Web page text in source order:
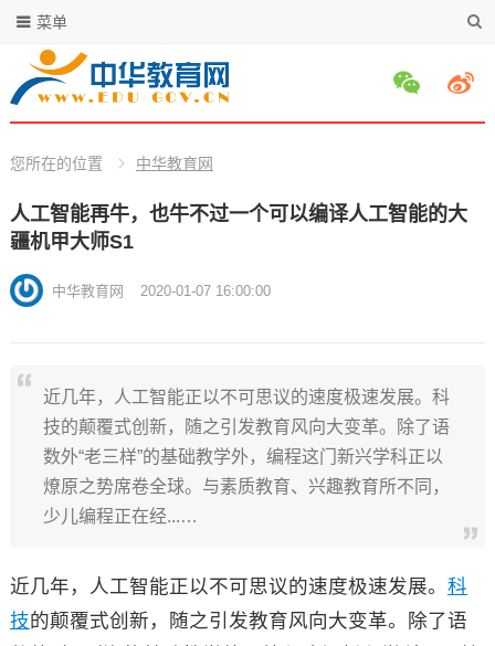
菜单
您所在的位置 中华教育网
人工智能再牛，也牛不过一个可以编译人工智能的大
疆机甲大师S1
中华教育网 2020-01-07 16:00:00
近几年，人工智能正以不可思议的速度极速发展。科
技的颠覆式创新，随之引发教育风向大变革。除了语
数外“老三样”的基础教学外，编程这门新兴学科正以
燎原之势席卷全球。与素质教育、兴趣教育所不同，
少儿编程正在经...…
近几年，人工智能正以不可思议的速度极速发展。 科
技的颠覆式创新，随之引发教育风向大变革。除了语